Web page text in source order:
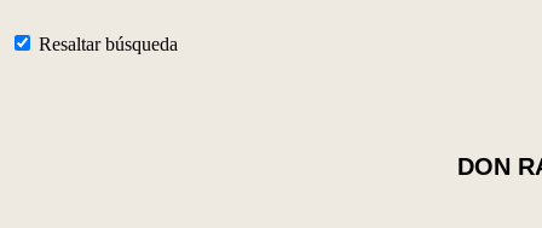
Resaltar búsqueda
DON